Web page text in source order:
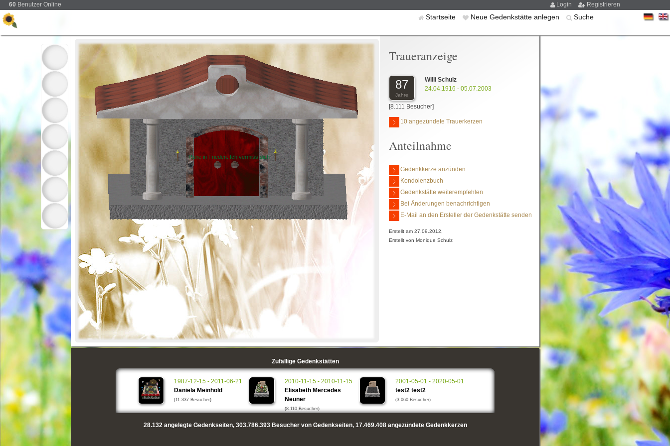
60 Benutzer Online Login Registrieren
Startseite Neue Gedenkstätte anlegen Suche
Ruhe in Frieden. Ich vermiss dich
Traueranzeige
87
Jahre
Willi Schulz
24.04.1916 - 05.07.2003
[8.111 Besucher]
10 angezündete Trauerkerzen
Anteilnahme
Gedenkkerze anzünden
Kondolenzbuch
Gedenkstätte weiterempfehlen
Bei Änderungen benachrichtigen
E-Mail an den Ersteller der Gedenkstätte senden
Erstellt am 27.09.2012,
Erstellt von Monique Schulz
Zufällige Gedenkstätten
1987-12-15 - 2011-06-21
Daniela Meinhold
(11.337 Besucher)
2010-11-15 - 2010-11-15
Elisabeth Mercedes
Neuner
(8.110 Besucher)
2001-05-01 - 2020-05-01
test2 test2
(3.060 Besucher)
28.132angelegte Gedenkseiten, 303.786.393Besucher von Gedenkseiten, 17.469.408angezündete Gedenkkerzen